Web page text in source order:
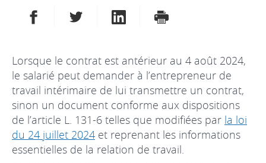
PARTAGER SUR FACEBOOK
PARTAGER SUR TWITTER
PARTAGER SUR LINKEDIN
IMPRIMER
Lorsque le contrat est antérieur au 4 août 2024,
le salarié peut demander à l’entrepreneur de
travail intérimaire de lui transmettre un contrat,
sinon un document conforme aux dispositions
de l’article L. 131-6 telles que modifiées par la loi
du 24 juillet 2024 et reprenant les informations
essentielles de la relation de travail.